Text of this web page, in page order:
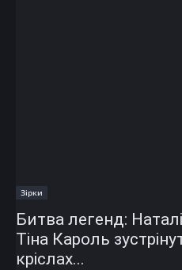
Зірки
Битва легенд:
Тіна Кароль
кріслах...